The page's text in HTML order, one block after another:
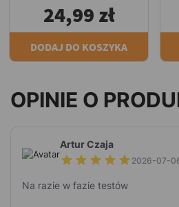
24,99 zł
DODAJ DO KOSZYKA
OPINIE O
Artur Czaja
2026-07-
Na razie w fazie testów